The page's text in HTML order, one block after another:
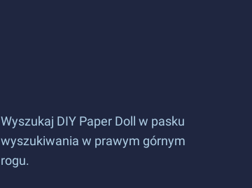
Wyszukaj DIY Paper Doll w pasku
wyszukiwania w prawym górnym
rogu.